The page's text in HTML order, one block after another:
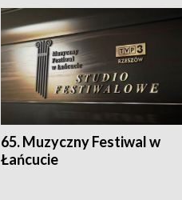
65. Muzyczny Festiwal w
Łańcucie